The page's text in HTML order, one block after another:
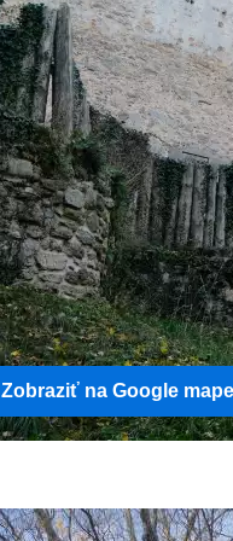
Zobraziť na Google mape